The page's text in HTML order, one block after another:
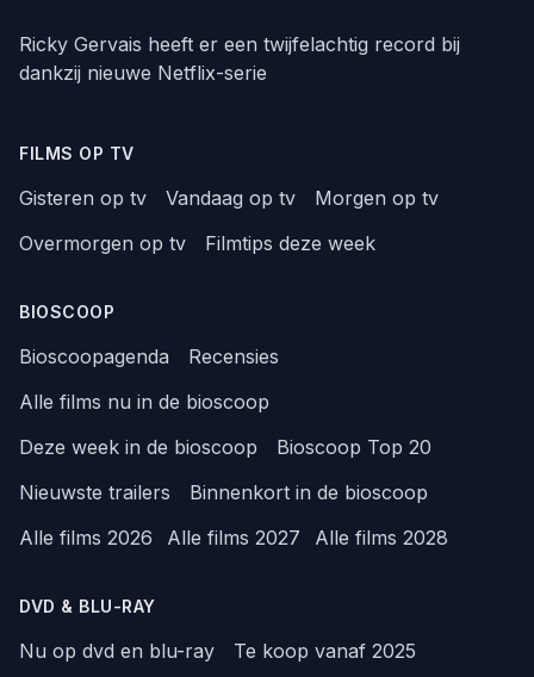
Ricky Gervais heeft er een twijfelachtig record bij
dankzij nieuwe Netflix-serie
FILMS OP TV
Gisteren op tv Vandaag op tv
Morgen op tv
Overmorgen op tv
Filmtips deze week
BIOSCOOP
Bioscoopagenda
Recensies
Alle films nu in de bioscoop
Deze week in de bioscoop
Bioscoop Top 20
Nieuwste trailers
Binnenkort in de bioscoop
Alle films 2026
Alle films 2027 Alle films 2028
DVD & BLU-RAY
Nu op dvd en blu-ray Te koop vanaf 2025